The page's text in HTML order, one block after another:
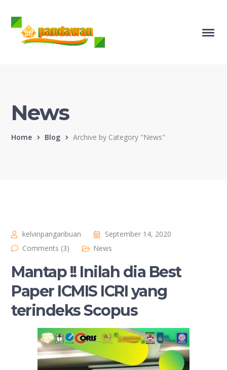
News
Home Blog Archive by Category "News"
kelvinpangaribuan
September 14, 2020
Comments (3)
News
Mantap !! Inilah dia Best
Paper ICMIS ICRI yang
terindeks Scopus